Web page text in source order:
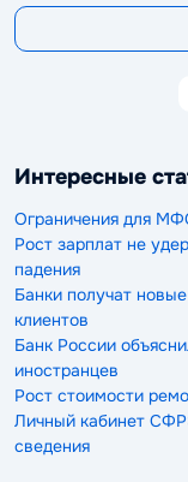
Интересные
Ограничения для
Рост зарплат не
падения
Банки получат
клиентов
Банк России
иностранцев
Рост стоимости
Личный кабинет
сведения